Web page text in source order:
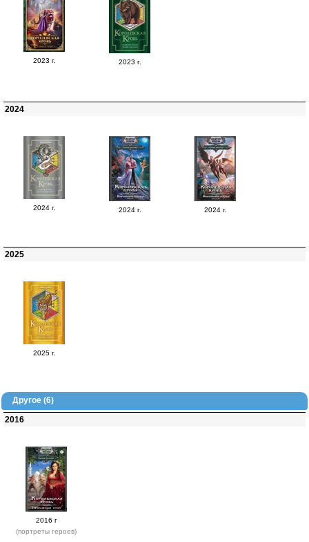
2023 г. 2023 г.
2024
2024 г. 2024 г. 2024 г.
2025
2025 г.
Другое (6)
2016
2016 г
(портреты героев)